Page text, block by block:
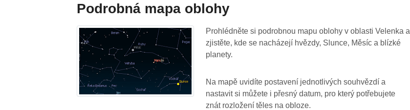
Podrobná mapa oblohy
Prohlédněte si podrobnou mapu oblohy v oblasti Velenka a
zjistěte, kde se nacházejí hvězdy, Slunce, Měsíc a blízké
planety.
Na mapě uvidíte postavení jednotlivých souhvězdí a
nastavit si můžete i přesný datum, pro který potřebujete
znát rozložení těles na obloze.